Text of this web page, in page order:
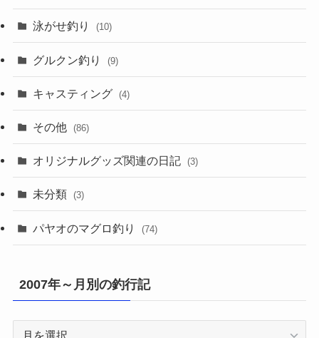
泳がせ釣り (10)
グルクン釣り (9)
キャスティング (4)
その他 (86)
オリジナルグッズ関連の日記 (3)
未分類 (3)
パヤオのマグロ釣り (74)
2007年～月別の釣行記
2007